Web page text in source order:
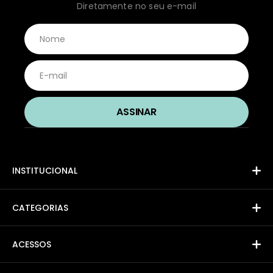
Diretamente no seu e-mail
INSTITUCIONAL
CATEGORIAS
ACESSOS